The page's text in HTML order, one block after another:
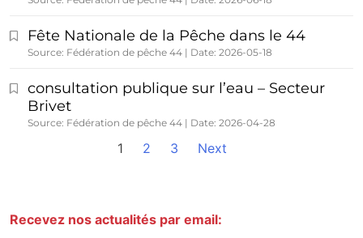
Fête Nationale de la Pêche dans le 44
Source: Fédération de pêche 44 Date: 2026-05-18
consultation publique sur l’eau – Secteur
Brivet
Source: Fédération de pêche 44 Date: 2026-04-28
1 2 3 Next
Recevez nos actualités par email: